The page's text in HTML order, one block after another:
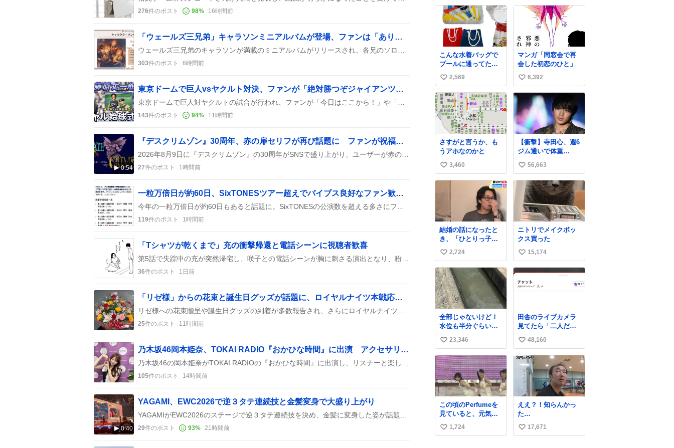
276件のポスト 98% 16時間前
「ウェールズ三兄弟」キャラソンミニアルバムが登場、ファンは「ありがとう世界！」と歓喜
303件のポスト 6時間前
東京ドームで巨人vsヤクルト対決、ファンが「絶対勝つぞジャイアンツ！」と熱狂
143件のポスト 94% 11時間前
0:54
『デスクリムゾン』30周年、赤の扉セリフが再び話題に ファンが祝福の声を連発
27件のポスト 1時間前
一粒万倍日が約60日、SixTONESツアー超えでバイブス良好なファン歓喜が広がる
119件のポスト 1時間前
「Tシャツが乾くまで」充の衝撃帰還と電話シーンに視聴者歓喜
36件のポスト 1日前
「リゼ様」からの花束と誕生日グッズが話題に、ロイヤルナイツ本戦応援熱狂
25件のポスト 11時間前
乃木坂46岡本姫奈、TOKAI RADIO『おかひな時間』に出演 アクセサリー紛失でファン歓喜
105件のポスト 14時間前
0:40
YAGAMI、EWC2026で逆３タテ連続技と金髪変身で大盛り上がり
29件のポスト 93% 21時間前
こんな水着バッグで
プールに通ってたア
ナタ、完全なる同世
代（笑） #70年代
#80年代 #昭和レト
ロ
い
い
ね
数
2,569
マンガ「同窓会で再
会した初恋のひと」
い
い
ね
数
6,392
さすがと言うか、も
うアホなのかと
い
い
3,460
【衝撃】寺田心、週6
ジム通いで体重
62kg→82kgに 110kg
のベンチプレス持ち
上げる姿披露
news.livedoor.com/
article/detail… 元々
自重のみだったが、
更に筋肉を大きくす
るためジム通いを開
始。筋肉増量のため
おにぎり10個、ゼリ
ー飲料3～4本、パス
タと毎日4千kcalオー
バーの食事を摂取
し、増量したとい
う。
い
い
数
56,663
結婚の話になったと
き、「ひとりっ子だ
から僕が諦めた瞬間
に一族が潰える」
「死ぬとき1人とか
嫌」だから結婚願望
は"ある"って答えた
ものの、結局「（結
婚は）向いてねぇの
かもしれない」で締
める北山くん、きっ
といろいろ考えて言
葉を選んで、まるく
収めてくれたんだな
と思った
い
い
ね
数
2,724
ニトリでメイクボッ
クス買った
い
い
数
15,174
全部じゃないけど！
水位も半分ぐらいだ
けど！水が来はじめ
たよ！！！ 作業して
くれた方々ありがと
ーーー
ー！！！！！！！！
！！！！！！！！！
！！！！！！！！！
い
い
ね
数
23,346
田舎のライブカメラ
見てたら「二人だけ
の世界」を発見した
い
い
ね
数
48,160
この頃のPerfumeを
見ていると、元気い
っぱいでありながら
決して感情に任せす
い
1,724
ええ？！知らんかっ
た…
い
17,671